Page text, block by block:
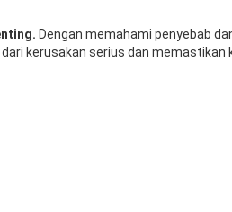
Dengan memahami penyebab
kerusakan serius dan memastikan